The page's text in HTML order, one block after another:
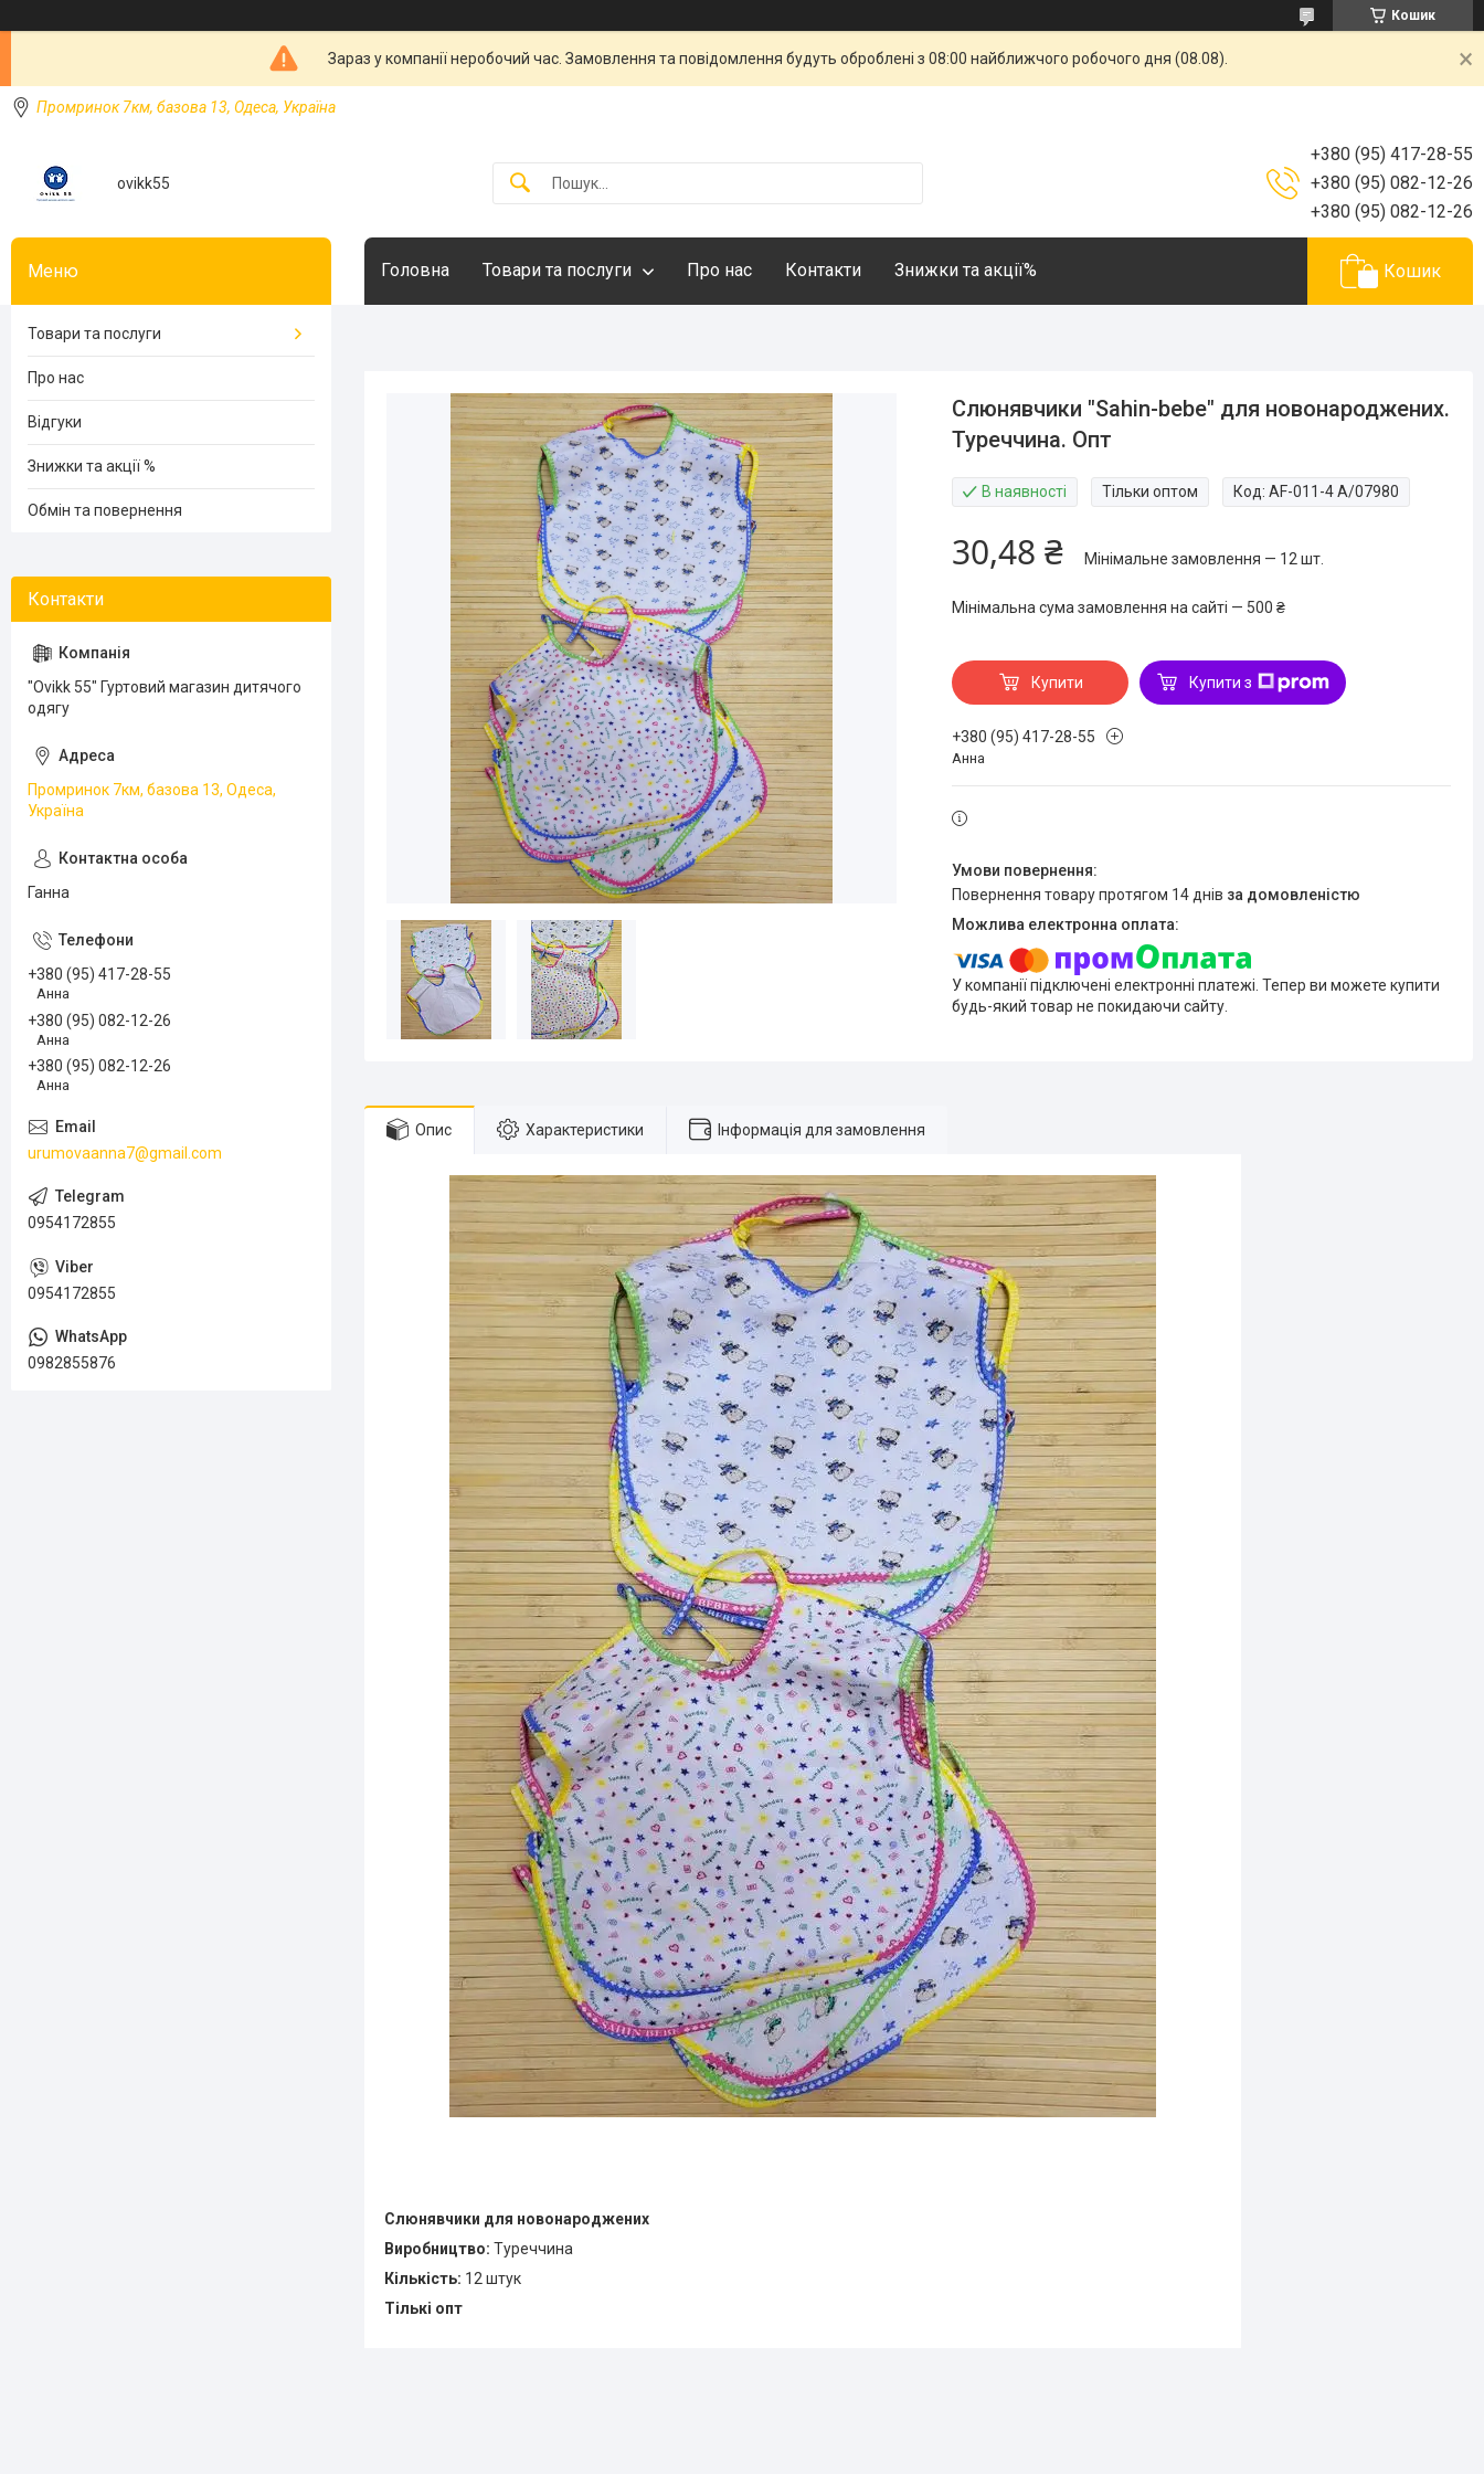
Кошик
Зараз у компанії неробочий час. Замовлення та повідомлення будуть оброблені з 08:00 найближчого робочого дня (08.08).
Промринок 7км, базова 13, Одеса, Україна
ovikk55
+380 (95) 417-28-55
+380 (95) 082-12-26
+380 (95) 082-12-26
Головна Товари та послуги Про нас Контакти Знижки та акції% Кошик
Слюнявчики "Sahin-bebe" для новонароджених.
Туреччина. Опт
В наявності Тільки оптом Код:AF-011-4 A/07980
30,48 ₴ Мінімальне замовлення — 12 шт.
Мінімальна сума замовлення на сайті — 500 ₴
Купити Купити з
+380 (95) 417-28-55
Анна
повернення товару протягом 14 днів за домовленістю
У компанії підключені електронні платежі. Тепер ви можете купити
будь-який товар не покидаючи сайту.
Опис Характеристики Інформація для замовлення
Слюнявчики для новонароджених
Виробництво: Туреччина
Кількість: 12 штук
Тількі опт
Товари та послуги
Про нас
Відгуки
Знижки та акції %
Обмін та повернення
"Ovikk 55" Гуртовий магазин дитячого
одягу
Промринок 7км, базова 13, Одеса,
Україна
Ганна
+380 (95) 417-28-55
Анна
+380 (95) 082-12-26
Анна
+380 (95) 082-12-26
Анна
urumovaanna7@gmail.com
0954172855
0954172855
0982855876